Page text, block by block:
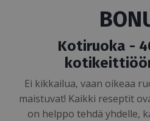
Kotiruoka -
Ei kikkailua, vaan oikeaa
maistuvat! Kaikki reseptit
on helppo tehdä yhdelle,